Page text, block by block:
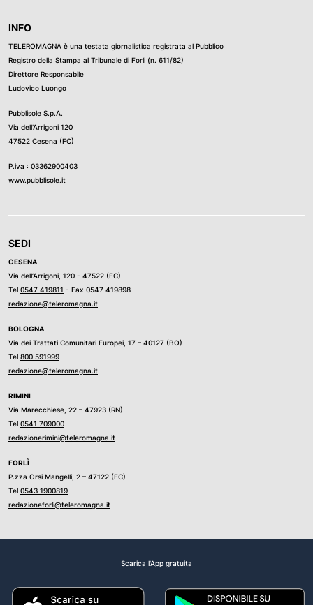
INFO
TELEROMAGNA è una testata giornalistica registrata al Pubblico
Registro della Stampa al Tribunale di Forli (n. 611/82)
Direttore Responsabile
Ludovico Luongo
Pubblisole S.p.A.
Via dell’Arrigoni 120
47522 Cesena (FC)
P.iva : 03362900403
www.pubblisole.it
SEDI
CESENA
Via dell’Arrigoni, 120 - 47522 (FC)
Tel 0547 419811 - Fax 0547 419898
redazione@teleromagna.it
BOLOGNA
Via dei Trattati Comunitari Europei, 17 – 40127 (BO)
Tel 800 591999
redazione@teleromagna.it
RIMINI
Via Marecchiese, 22 – 47923 (RN)
Tel 0541 709000
redazionerimini@teleromagna.it
FORLÌ
P.zza Orsi Mangelli, 2 – 47122 (FC)
Tel 0543 1900819
redazioneforli@teleromagna.it
Scarica l'App gratuita